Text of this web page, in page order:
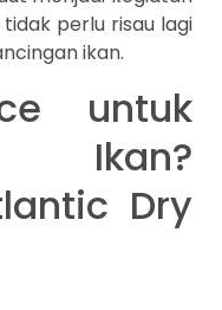
perlu risau lagi
ikan.
untuk
Ikan?
Dry